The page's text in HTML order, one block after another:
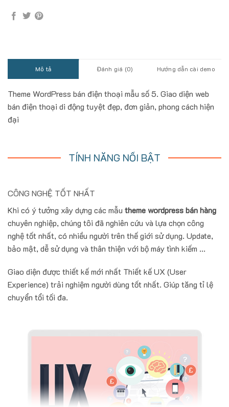
Mô tả Đánh giá (0) Hướng dẫn cài demo
Theme WordPress bán điện thoại mẫu số 5. Giao diện web
bán điện thoại di động tuyệt đẹp, đơn giản, phong cách hiện
đại
TÍNH NĂNG NỔI BẬT
CÔNG NGHỆ TỐT NHẤT
Khi có ý tưởng xây dựng các mẫu theme wordpress bán hàng
chuyên nghiệp, chúng tôi đã nghiên cứu và lựa chọn công
nghệ tốt nhất, có nhiều người trên thế giới sử dụng. Update,
bảo mật, dễ sử dụng và thân thiện với bộ máy tình kiếm ...
Giao diện được thiết kế mới nhất Thiết kế UX (User
Experience) trải nghiệm người dùng tốt nhất. Giúp tăng tỉ lệ
chuyển tổi tối đa.